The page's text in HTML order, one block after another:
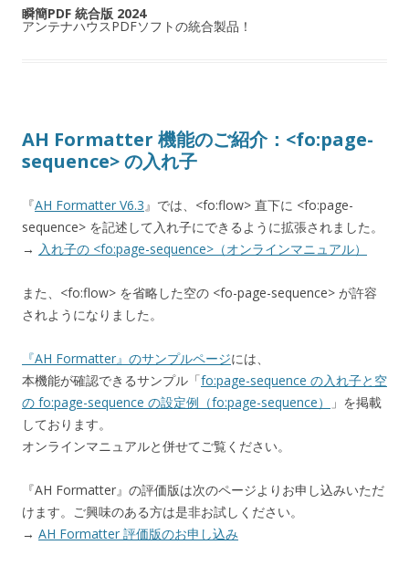
瞬簡PDF 統合版 2024
アンテナハウスPDFソフトの統合製品！
AH Formatter 機能のご紹介：<fo:page-
sequence> の入れ子
『AH Formatter V6.3 』では、<fo:flow> 直下に <fo:page-
sequence> を記述して入れ子にできるように拡張されました。
→ 入れ子の <fo:page-sequence>（オンラインマニュアル）
また、<fo:flow> を省略した空の <fo-page-sequence> が許容
されようになりました。
『AH Formatter』のサンプルページには、
本機能が確認できるサンプル「fo:page-sequence の入れ子と空
の fo:page-sequence の設定例（fo:page-sequence）
」を掲載
しております。
オンラインマニュアルと併せてご覧ください。
『AH Formatter』の評価版は次のページよりお申し込みいただ
けます。ご興味のある方は是非お試しください。
→ AH Formatter 評価版のお申し込み